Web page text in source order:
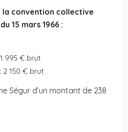
la convention collective
15 mars 1966 :
995 € brut
2 150 € brut
Ségur d’un montant de 238